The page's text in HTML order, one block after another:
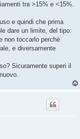
tra >15% e <15%.
e quindi che prima
dare un limite, del tipo:
non toccarlo perchè
e diversamente
Sicuramente superi il